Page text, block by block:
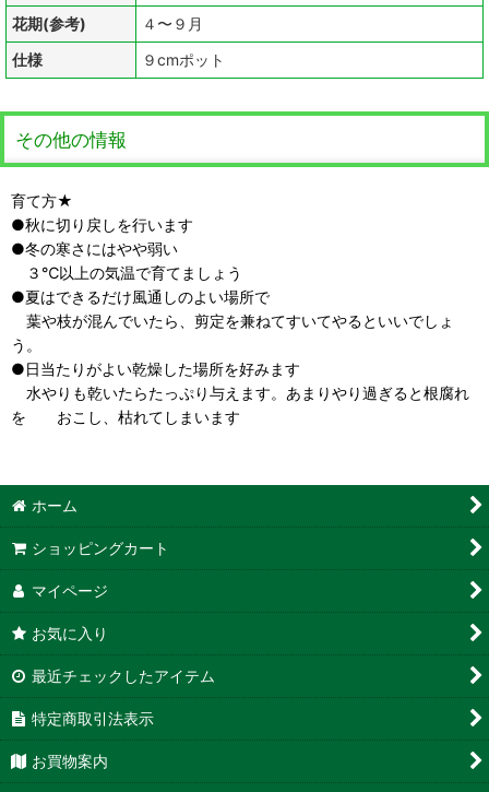
花期(参考)
４〜９月
仕様
９cmポット
その他の情報
育て方★
●秋に切り戻しを行います
●冬の寒さにはやや弱い
３℃以上の気温で育てましょう
●夏はできるだけ風通しのよい場所で
葉や枝が混んでいたら、剪定を兼ねてすいてやるといいでしょ
う。
●日当たりがよい乾燥した場所を好みます
水やりも乾いたらたっぷり与えます。あまりやり過ぎると根腐れ
を おこし、枯れてしまいます
ホーム
ショッピングカート
マイページ
お気に入り
最近チェックしたアイテム
特定商取引法表示
お買物案内